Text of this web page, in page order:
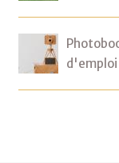
d'emploi